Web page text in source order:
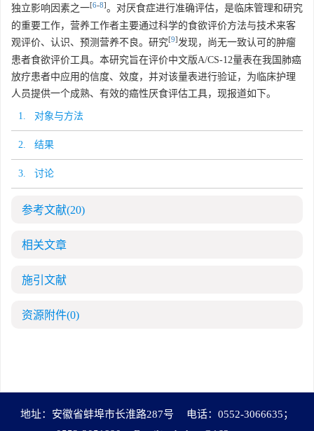
独立影响因素之一[6-8]。对厌食症进行准确评估，是临床管理和研究
的重要工作，营养工作者主要通过科学的食欲评价方法与技术来客
观评价、认识、预测营养不良。研究[9]发现，尚无一致认可的肿瘤
患者食欲评价工具。本研究旨在评价中文版A/CS-12量表在我国肺癌
放疗患者中应用的信度、效度，并对该量表进行验证，为临床护理
人员提供一个成熟、有效的癌性厌食评估工具，现报道如下。
1. 对象与方法
2. 结果
3. 讨论
参考文献(20)
相关文章
施引文献
资源附件(0)
地址：安徽省蚌埠市长淮路287号
电话：0552-3066635；